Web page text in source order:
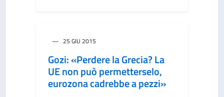
25 GIU 2015
Gozi: «Perdere la Grecia? La
UE non può permetterselo,
eurozona cadrebbe a pezzi»